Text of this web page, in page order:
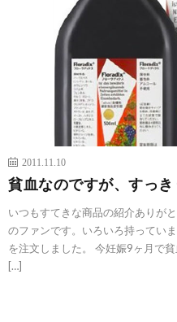
2011.11.10
貧血なのですが、すっき
いつもすてきな商品の紹介ありが
のファンです。いろいろ持ってい
を注文しました。 今妊娠9ヶ月で
[…]